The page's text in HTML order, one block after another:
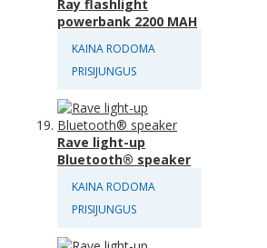
Ray flashlight
powerbank 2200 MAH
KAINA RODOMA
PRISIJUNGUS
Rave light-up
Bluetooth® speaker
KAINA RODOMA
PRISIJUNGUS